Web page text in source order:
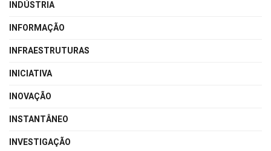
INDÚSTRIA
INFORMAÇÃO
INFRAESTRUTURAS
INICIATIVA
INOVAÇÃO
INSTANTÂNEO
INVESTIGAÇÃO